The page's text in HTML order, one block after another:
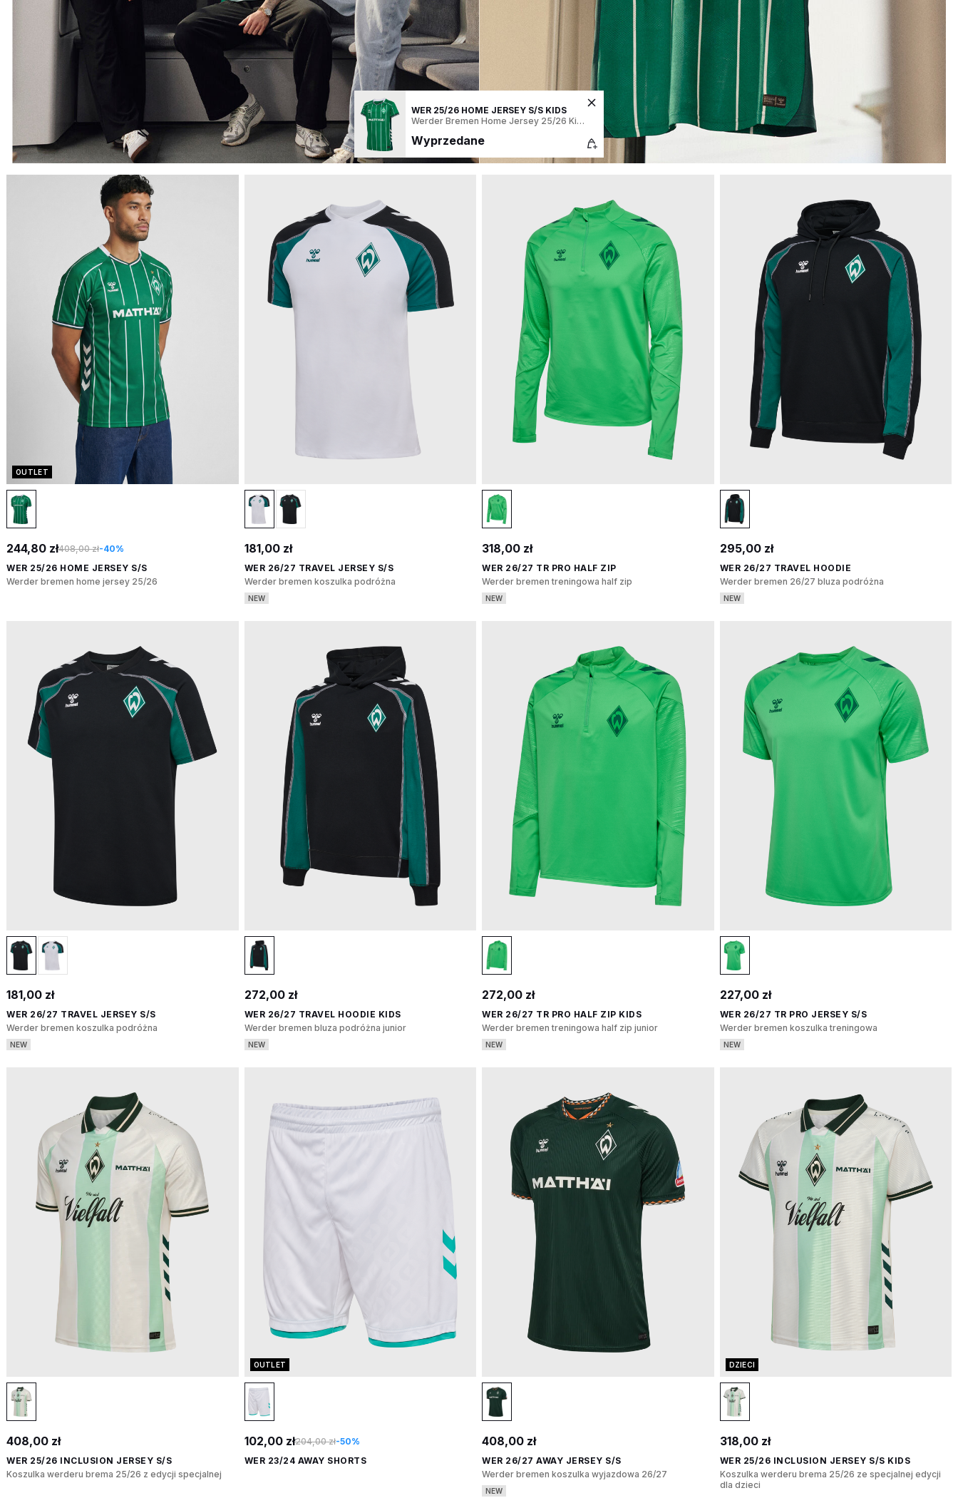
WER 25/26 HOME JERSEY S/S KIDS
Werder Bremen Home Jersey 25/26 Kids
Wyprzedane
OUTLET
244,80 zł408,00 zł-40%
WER 25/26 HOME JERSEY S/S
Werder bremen home jersey 25/26
181,00 zł
WER 26/27 TRAVEL JERSEY S/S
Werder bremen koszulka podróżna
NEW
318,00 zł
WER 26/27 TR PRO HALF ZIP
Werder bremen treningowa half zip
NEW
295,00 zł
WER 26/27 TRAVEL HOODIE
Werder bremen 26/27 bluza podróżna
NEW
181,00 zł
WER 26/27 TRAVEL JERSEY S/S
Werder bremen koszulka podróżna
NEW
272,00 zł
WER 26/27 TRAVEL HOODIE KIDS
Werder bremen bluza podróżna junior
NEW
272,00 zł
WER 26/27 TR PRO HALF ZIP KIDS
Werder bremen treningowa half zip junior
NEW
227,00 zł
WER 26/27 TR PRO JERSEY S/S
Werder bremen koszulka treningowa
NEW
408,00 zł
WER 25/26 INCLUSION JERSEY S/S
Koszulka werderu brema 25/26 z edycji specjalnej
OUTLET
102,00 zł204,00 zł-50%
WER 23/24 AWAY SHORTS
408,00 zł
WER 26/27 AWAY JERSEY S/S
Werder bremen koszulka wyjazdowa 26/27
NEW
DZIECI
318,00 zł
WER 25/26 INCLUSION JERSEY S/S KIDS
Koszulka werderu brema 25/26 ze specjalnej edycji
dla dzieci